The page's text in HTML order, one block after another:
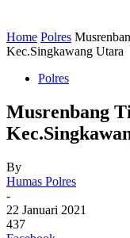
Home Polres
Kec.Singkawang Utara
Polres
Musrenbang
By
Humas Polres
-
22 Januari 2021
437